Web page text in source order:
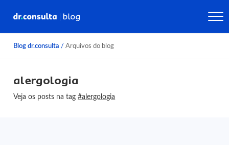
Blog dr.consulta / Arquivos do blog
alergologia
Veja os posts na tag#alergologia